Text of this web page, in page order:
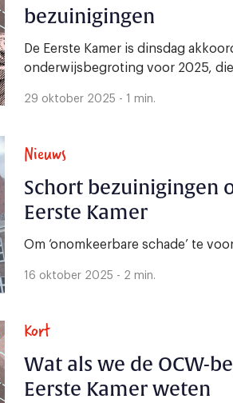
bezuinigingen
De Eerste Kamer is dinsdag
onderwijsbegroting voor 2025,
29 oktober 2025 - 1 min.
Nieuws
Schort bezuinigingen
Eerste Kamer
Om ‘onomkeerbare schade’ te
16 oktober 2025 - 2 min.
Kort
Wat als we de OCW-
Eerste Kamer weten